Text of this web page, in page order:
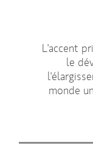
L'accent
le
monde